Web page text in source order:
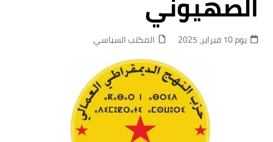
يوم 10 فبراير، 2025 المكتب السياسي